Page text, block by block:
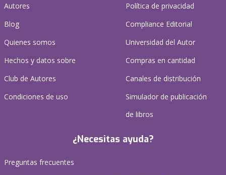
Autores
Blog
Quienes somos
Hechos y datos sobre
Club de Autores
Condiciones de uso
Política de privacidad
Compliance Editorial
Universidad del Autor
Compras en cantidad
Canales de distribución
Simulador de publicación
de libros
¿Necesitas ayuda?
Preguntas frecuentes